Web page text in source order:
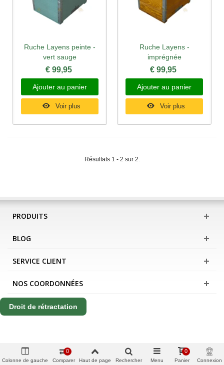
Ruche Layens peinte -
vert sauge
€ 99,95
Ajouter au panier
Voir plus
Ruche Layens -
imprégnée
€ 99,95
Ajouter au panier
Voir plus
Résultats 1 - 2 sur 2.
PRODUITS
BLOG
SERVICE CLIENT
NOS COORDONNÉES
Droit de rétractation
Colonne de gauche Comparer
0
Haut de page Rechercher Menu Panier
0
Connexion